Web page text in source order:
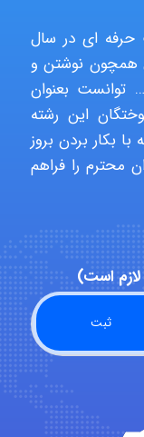
fahimeh sheibani
HaddadiMahsa
Niloofar
USER124
malekf
ای در سال
همچون نوشتن و
بعنوان
این رشته
بکار بردن بروز
محترم را فراهم
است)